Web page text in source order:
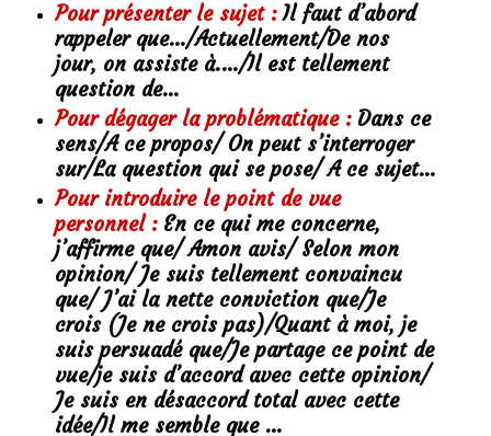
Pour présenter le sujet :Il faut d’abord
rappeler que…/Actuellement/De nos
jour, on assiste à.…/Il est tellement
question de…
Pour dégager la problématique :Dans ce
sens/A ce propos/ On peut s’interroger
sur/La question qui se pose/ A ce sujet…
Pour introduire le point de vue
personnel :En ce qui me concerne,
j’affirme que/ Amon avis/ Selon mon
opinion/ Je suis tellement convaincu
que/ J’ai la nette conviction que/Je
crois (Je ne crois pas)/Quant à moi, je
suis persuadé que/Je partage ce point de
vue/je suis d’accord avec cette opinion/
Je suis en désaccord total avec cette
idée/Il me semble que …